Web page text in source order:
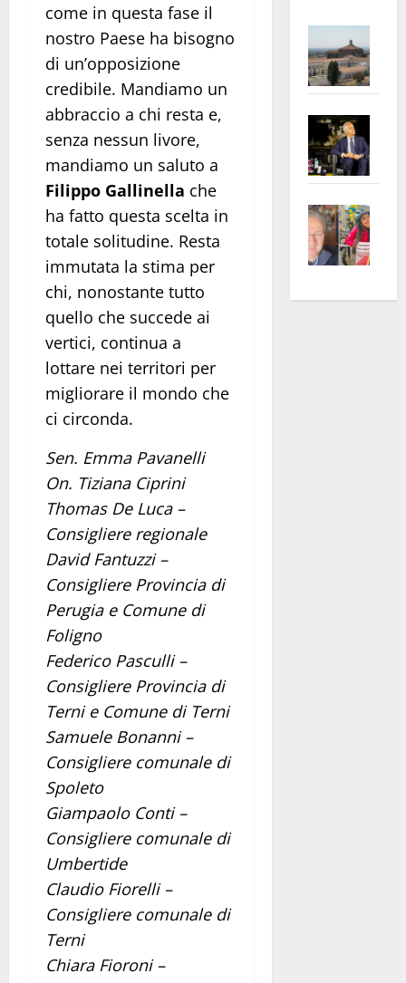
come in questa fase il
nostro Paese ha bisogno
di un’opposizione
credibile. Mandiamo un
abbraccio a chi resta e,
senza nessun livore,
mandiamo un saluto a
Filippo Gallinella che
ha fatto questa scelta in
totale solitudine. Resta
immutata la stima per
chi, nonostante tutto
quello che succede ai
vertici, continua a
lottare nei territori per
migliorare il mondo che
ci circonda.
Sen. Emma Pavanelli
On. Tiziana Ciprini
Thomas De Luca –
Consigliere regionale
David Fantuzzi –
Consigliere Provincia di
Perugia e Comune di
Foligno
Federico Pasculli –
Consigliere Provincia di
Terni e Comune di Terni
Samuele Bonanni –
Consigliere comunale di
Spoleto
Giampaolo Conti –
Consigliere comunale di
Umbertide
Claudio Fiorelli –
Consigliere comunale di
Terni
Chiara Fioroni –
euro
apre